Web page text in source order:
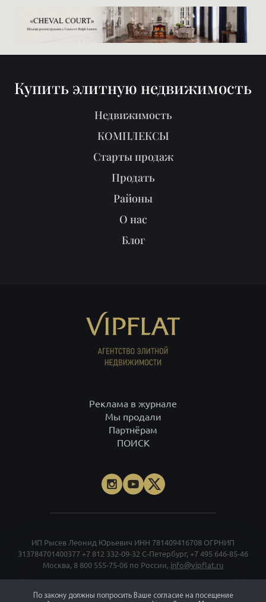
Купить элитную недвижимость
Недвижимость
КОМПЛЕКСЫ
Старты продаж
Продать
Районы
О нас
Блог
Реклама в журнале
Мы продали
Партнёрам
ПОИСК
ИП Рысев Леонид Юрьевич ИНН 781409416708 ОГРНИП
313784701400377 +7 812 332-09-32 С-Петербург, +7 495 646-85-46
Москва, 8 800 555-75-06 по России, info@vipflat.ru
соглашаетесь, что сайт собирает данные cookie. При использовании
По закону должны попросить Ваше согласие на посещение